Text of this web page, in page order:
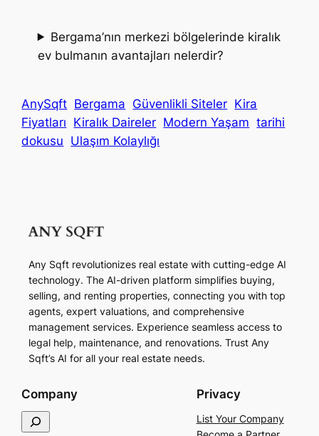
Bergama’nın merkezi bölgelerinde kiralık
ev bulmanın avantajları nelerdir?
AnySqft Bergama Güvenlikli Siteler Kira
Fiyatları Kiralık Daireler Modern Yaşam tarihi
dokusu Ulaşım Kolaylığı
Any Sqft revolutionizes real estate with cutting-edge AI
technology. The AI-driven platform simplifies buying,
selling, and renting properties, connecting you with top
agents, expert valuations, and comprehensive
management services. Experience seamless access to
legal help, maintenance, and renovations. Trust Any
Sqft’s AI for all your real estate needs.
Company
e
Privacy
List Your Company